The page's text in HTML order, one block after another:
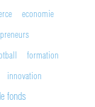
economie
formation
innovation
fonds